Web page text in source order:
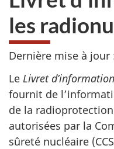
les
Dernière mise à jour
Le Livret
fournit de
de la
autorisées par la
sûreté nucléaire